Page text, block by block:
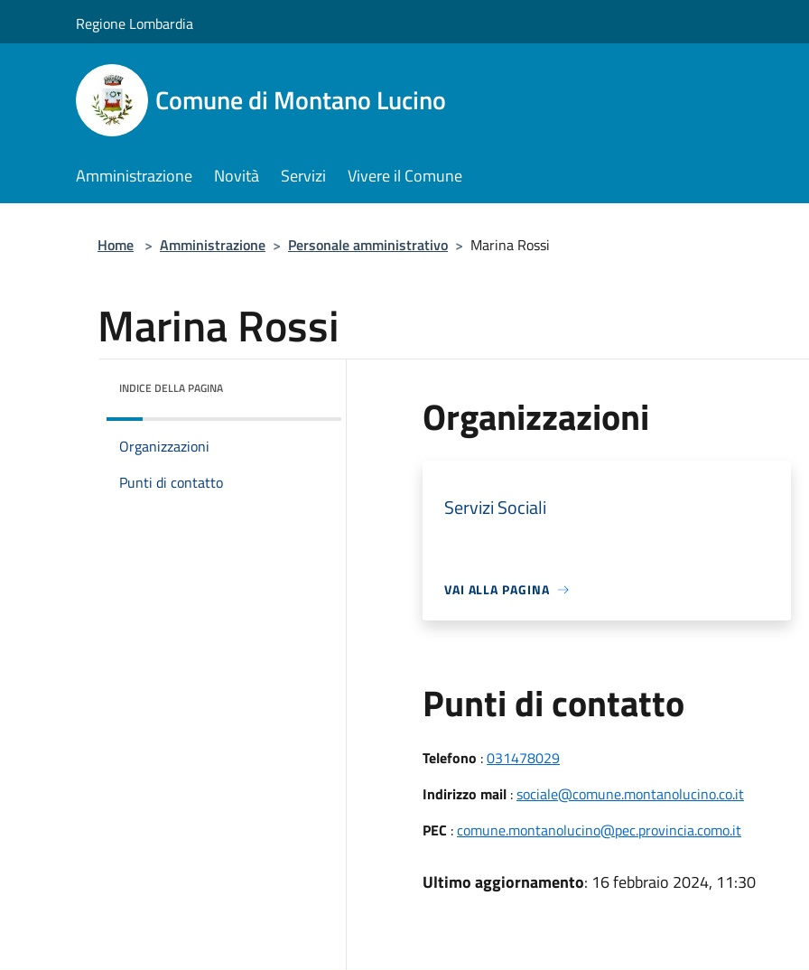
Regione Lombardia
Comune di Montano Lucino
Amministrazione Novità Servizi Vivere il Comune
Home > Amministrazione > Personale amministrativo > Marina Rossi
Marina Rossi
INDICE DELLA PAGINA
Organizzazioni
Punti di contatto
Organizzazioni
Servizi Sociali
VAI ALLA PAGINA
Punti di contatto
Telefono :031478029
Indirizzo mail:sociale@comune.montanolucino.co.it
PEC :comune.montanolucino@pec.provincia.como.it
Ultimo aggiornamento: 16 febbraio 2024, 11:30